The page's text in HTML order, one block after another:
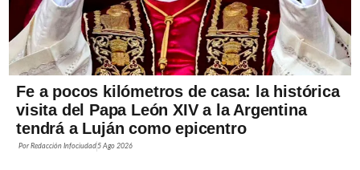
Fe a pocos kilómetros de casa: la histórica
visita del Papa León XIV a la Argentina
tendrá a Luján como epicentro
PorRedacción Infociudad5 Ago 2026